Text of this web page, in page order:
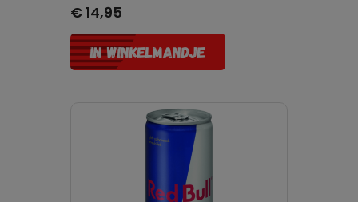
Prijs
€ 14,95
IN WINKELMANDJE